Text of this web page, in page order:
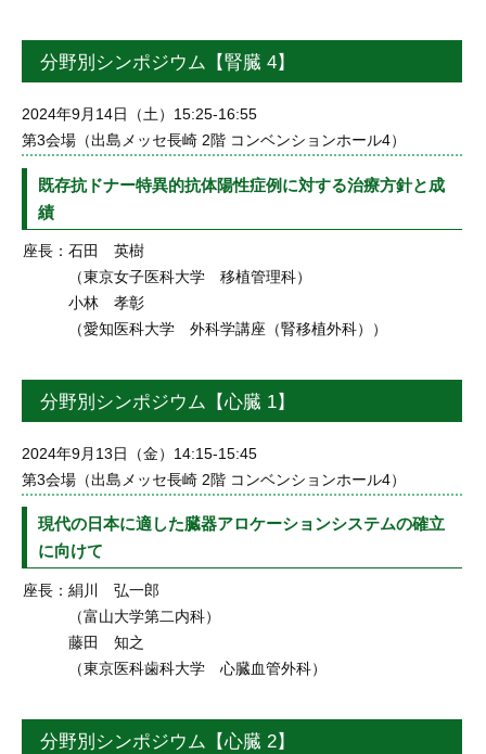
分野別シンポジウム【腎臓 4】
2024年9月14日（土）15:25-16:55
第3会場（出島メッセ長崎 2階 コンベンションホール4）
既存抗ドナー特異的抗体陽性症例に対する治療方針と成
績
座長： 石田 英樹
（東京女子医科大学 移植管理科）
小林 孝彰
（愛知医科大学 外科学講座（腎移植外科））
分野別シンポジウム【心臓 1】
2024年9月13日（金）14:15-15:45
第3会場（出島メッセ長崎 2階 コンベンションホール4）
現代の日本に適した臓器アロケーションシステムの確立
に向けて
座長： 絹川 弘一郎
（富山大学第二内科）
藤田 知之
（東京医科歯科大学 心臓血管外科）
分野別シンポジウム【心臓 2】